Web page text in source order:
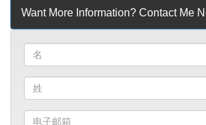
Want More Information? Contact Me